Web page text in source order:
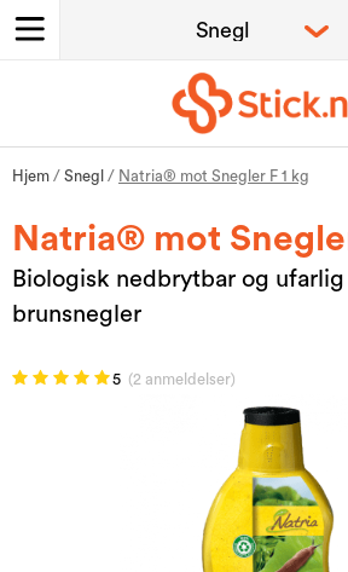
Hjem / Snegl / Natria® mot Snegler F 1 kg
Natria® mot
Biologisk nedbrytbar og
brunsnegler
5 (2 anmeldelser)